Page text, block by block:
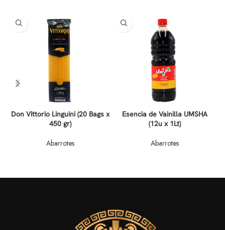
Don Vittorio Linguini (20 Bags x
450 gr)
Abarrotes
Esencia de Vainilla UMSHA
(12u x 1Lt)
Abarrotes